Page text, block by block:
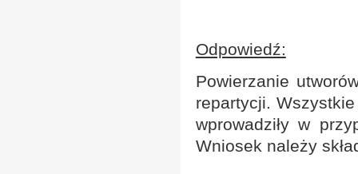
Odpowiedź:
Powierzanie
repartycji.
wprowadziły w
Wniosek należy